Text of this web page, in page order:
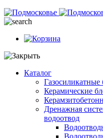
Каталог
Газосиликатные
Керамические
Дренажная
водоотвод